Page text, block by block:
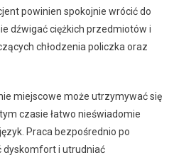
powinien spokojnie wrócić do
dźwigać ciężkich przedmiotów i
chłodzenia policzka oraz
miejscowe może utrzymywać się
czasie łatwo nieświadomie
Praca bezpośrednio po
dyskomfort i utrudniać